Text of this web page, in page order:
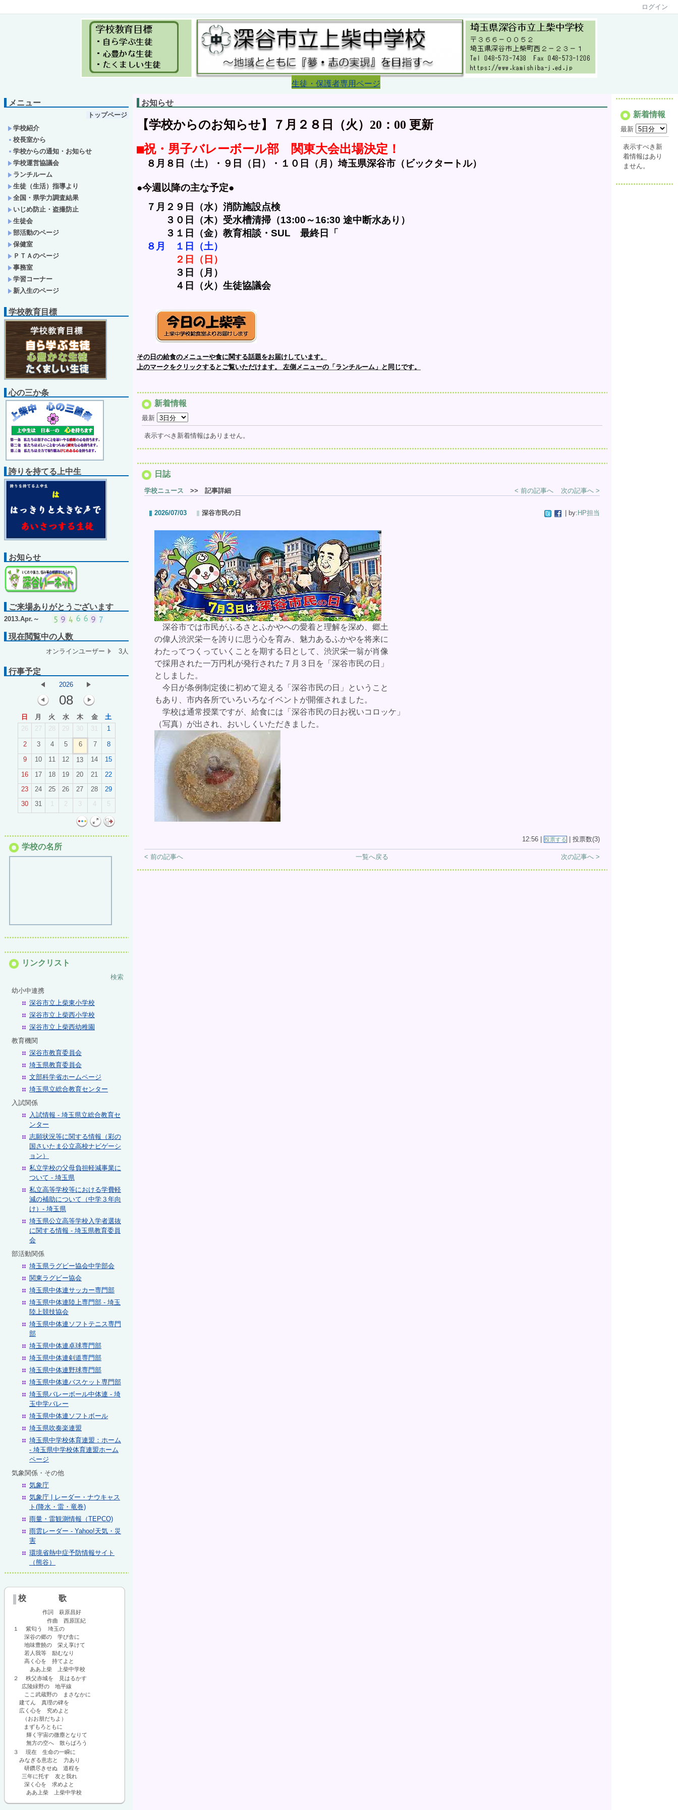
ログイン
生徒・保護者専用ページ
メニュー
トップページ
学校紹介
校長室から
学校からの通知・お知らせ
学校運営協議会
ランチルーム
生徒（生活）指導より
全国・県学力調査結果
いじめ防止・盗撮防止
生徒会
部活動のページ
保健室
ＰＴＡのページ
事務室
学習コーナー
新入生のページ
学校教育目標
心の三か条
誇りを持てる上中生
お知らせ
ご来場ありがとうございます
2013.Apr.～
現在閲覧中の人数
オンラインユーザー 3人
行事予定
2026
08
日 月 火 水 木 金
土
26
27 28 29 30 31 1
2 3 4 5 6 7
8
9
10 11 12 13 14
15
16
17 18 19 20 21
22
23
24 25 26 27 28
29
30
31 1 2 3 5
学校の名所
リンクリスト
検索
幼小中連携
深谷市立上柴東小学校
深谷市立上柴西小学校
深谷市立上柴西幼稚園
教育機関
深谷市教育委員会
埼玉県教育委員会
文部科学省ホームページ
埼玉県立総合教育センター
入試関係
入試情報 - 埼玉県立総合教育セ
ンター
志願状況等に関する情報（彩の
国さいたま公立高校ナビゲーシ
ョン）
私立学校の父母負担軽減事業に
ついて - 埼玉県
私立高等学校等における学費軽
減の補助について（中学３年向
け）- 埼玉県
埼玉県公立高等学校入学者選抜
に関する情報 - 埼玉県教育委員
会
部活動関係
埼玉県ラグビー協会中学部会
関東ラグビー協会
埼玉県中体連サッカー専門部
埼玉県中体連陸上専門部 - 埼玉
陸上競技協会
埼玉県中体連ソフトテニス専門
部
埼玉県中体連卓球専門部
埼玉県中体連剣道専門部
埼玉県中体連野球専門部
埼玉県中体連バスケット専門部
埼玉県バレーボール中体連 - 埼
玉中学バレー
埼玉県中体連ソフトボール
埼玉県吹奏楽連盟
埼玉県中学校体育連盟：ホーム
- 埼玉県中学校体育連盟ホーム
ページ
気象関係・その他
気象庁
気象庁 | レーダー・ナウキャス
ト(降水・雷・竜巻)
雨量・雷観測情報（TEPCO)
雨雲レーダー - Yahoo!天気・災
害
環境省熱中症予防情報サイト
（熊谷）
校 歌
作詞 萩原昌好
作曲 西原匡紀
１ 紫匂う 埼玉の
深谷の郷の 学び舎に
地味豊饒の 栄え享けて
若人我等 励むなり
高く心を 持てよと
ああ上柴 上柴中学校
２ 秩父赤城を 見はるかす
広陵緑野の 地平線
ここ武蔵野の まさなかに
建てん 真理の碑を
広く心を 究めよと
（おお朋だちよ）
まずもろともに
輝く宇宙の微塵となりて
無方の空へ 散らばろう
３ 現在 生命の一瞬に
みなぎる意志と 力あり
研鑽尽きせぬ 道程を
三年に托す 友と我れ
深く心を 求めよと
ああ上柴 上柴中学校
お知らせ
【学校からのお知らせ】７月２８日（火）20：00 更新
■祝・男子バレーボール部　関東大会出場決定！
８月８日（土）・９日（日）・１０日（月）埼玉県深谷市（ビックタートル）
●今週以降の主な予定●
７ 月 ２９日（水）消防施設点検
３０日（木）受水槽清掃（13:00～16:30 途中断水あり）
３１日（金）教育相談・SUL　最終日「
８月　１日（土）
２日（日）
３日（月）
４日（火）生徒協議会
その日の給食のメニューや食に関する話題をお届けしています。
上のマークをクリックするとご覧いただけます。
左側メニューの「ランチルーム」と同じです。
新着情報
最新
表示すべき新着情報はありません。
日誌
学校ニュース >> 記事詳細 < 前の記事へ 次の記事へ >
2026/07/03 深谷市民の日 | by: HP担当
深谷市では市民がふるさとふかやへの愛着と理解を深め、郷土
の偉人渋沢栄一を誇りに思う心を育み、魅力あるふかやを将来に
わたってつくっていくことを期する日として、渋沢栄一翁が肖像
で採用された一万円札が発行された７月３日を「深谷市民の日」
としました。
今日が条例制定後に初めて迎える「深谷市民の日」ということ
もあり、市内各所でいろいろなイベントが開催されました。
学校は通常授業ですが、給食には「深谷市民の日お祝いコロッケ」
（写真）が出され、おいしくいただきました。
12:56 | 投票する | 投票数(3)
< 前の記事へ 次の記事へ >
一覧へ戻る
新着情報
最新
表示すべき新
着情報はあり
ません。